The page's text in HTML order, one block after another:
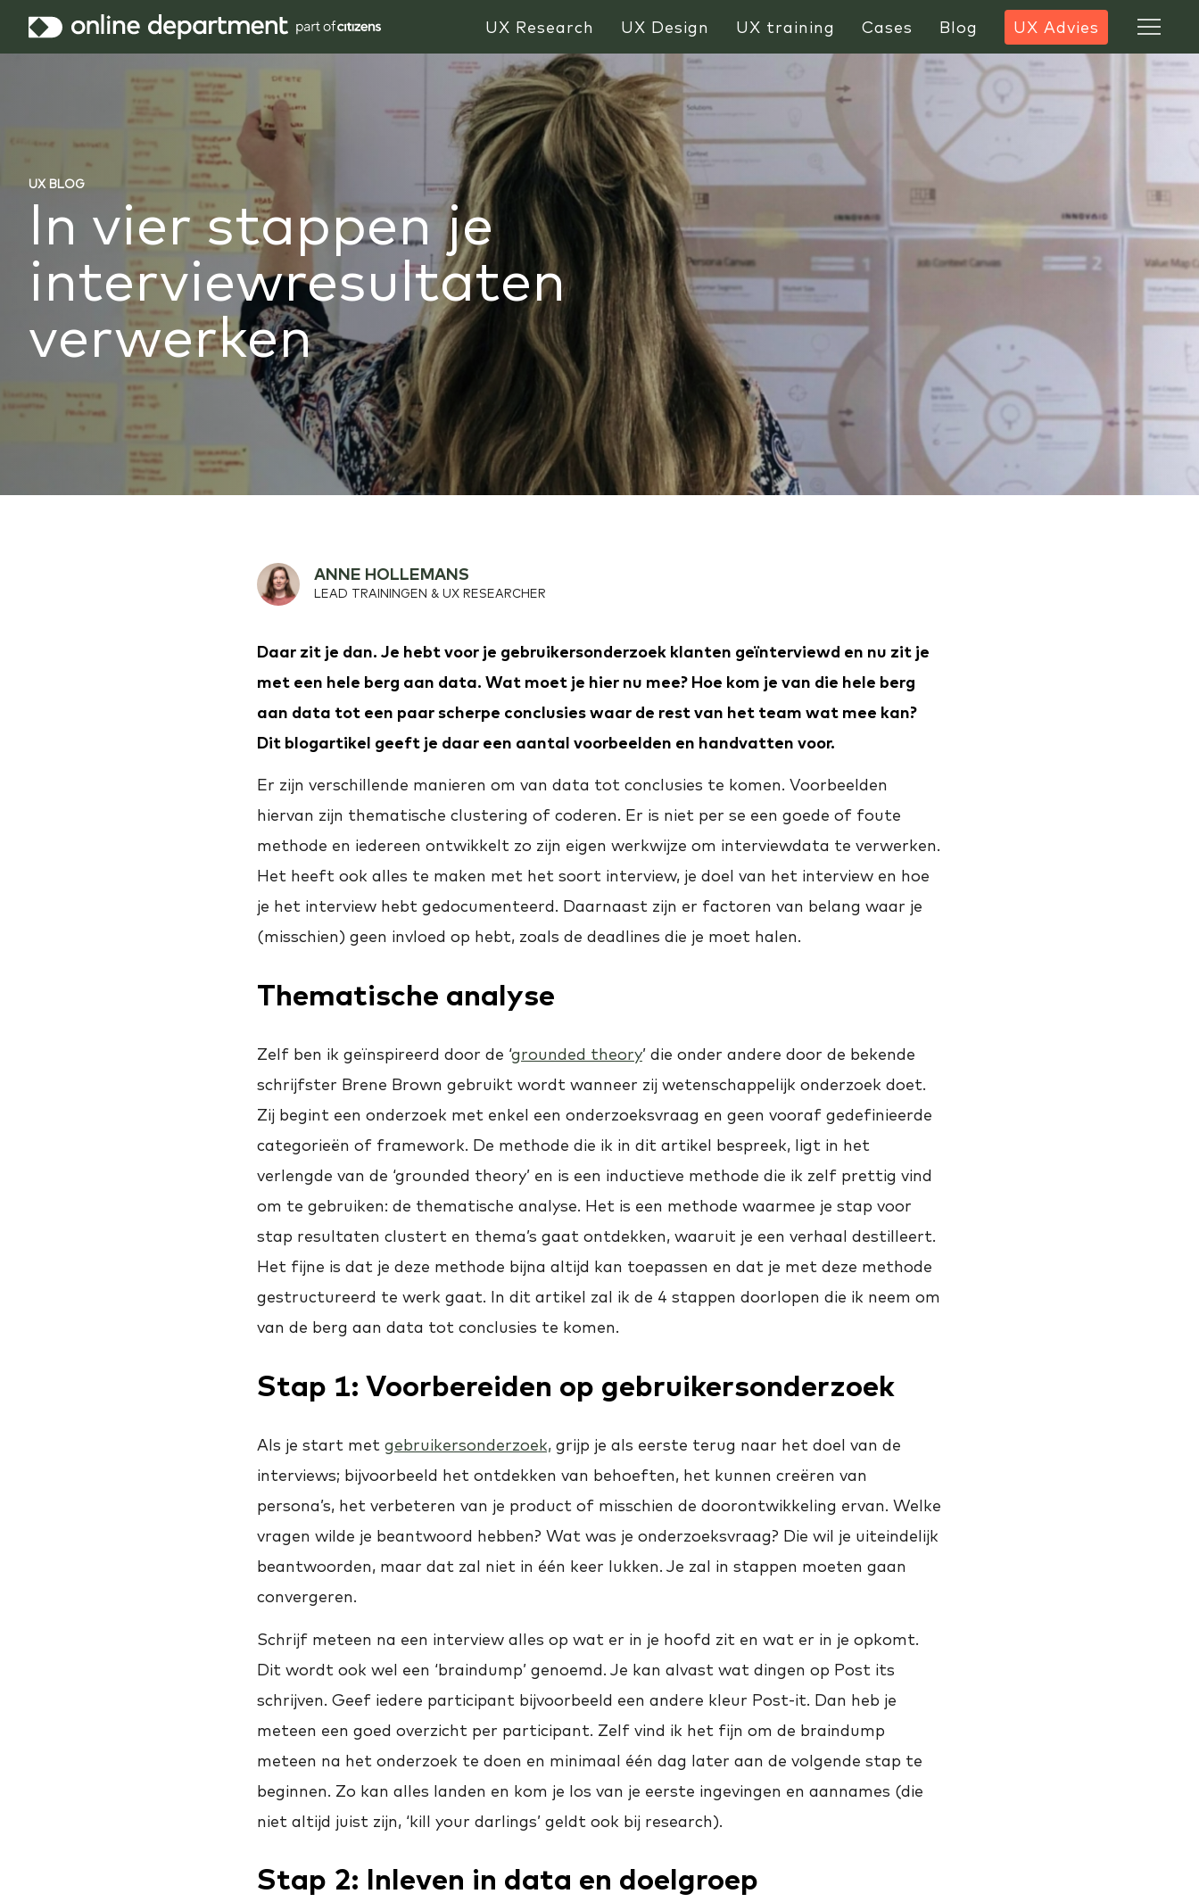
UX Research UX Design UX training Cases Blog UX Advies
UX BLOG
In vier stappen je
interviewresultaten
verwerken
ANNE HOLLEMANS
LEAD TRAININGEN & UX RESEARCHER
Daar zit je dan. Je hebt voor je gebruikersonderzoek klanten geïnterviewd en nu zit je
met een hele berg aan data. Wat moet je hier nu mee? Hoe kom je van die hele berg
aan data tot een paar scherpe conclusies waar de rest van het team wat mee kan?
Dit blogartikel geeft je daar een aantal voorbeelden en handvatten voor.
Er zijn verschillende manieren om van data tot conclusies te komen. Voorbeelden
hiervan zijn thematische clustering of coderen. Er is niet per se een goede of foute
methode en iedereen ontwikkelt zo zijn eigen werkwijze om interviewdata te verwerken.
Het heeft ook alles te maken met het soort interview, je doel van het interview en hoe
je het interview hebt gedocumenteerd. Daarnaast zijn er factoren van belang waar je
(misschien) geen invloed op hebt, zoals de deadlines die je moet halen.
Thematische analyse
Zelf ben ik geïnspireerd door de ‘grounded theory’ die onder andere door de bekende
schrijfster Brene Brown gebruikt wordt wanneer zij wetenschappelijk onderzoek doet.
Zij begint een onderzoek met enkel een onderzoeksvraag en geen vooraf gedefinieerde
categorieën of framework. De methode die ik in dit artikel bespreek, ligt in het
verlengde van de ‘grounded theory’ en is een inductieve methode die ik zelf prettig vind
om te gebruiken: de thematische analyse. Het is een methode waarmee je stap voor
stap resultaten clustert en thema’s gaat ontdekken, waaruit je een verhaal destilleert.
Het fijne is dat je deze methode bijna altijd kan toepassen en dat je met deze methode
gestructureerd te werk gaat. In dit artikel zal ik de 4 stappen doorlopen die ik neem om
van de berg aan data tot conclusies te komen.
Stap 1: Voorbereiden op gebruikersonderzoek
Als je start met gebruikersonderzoek, grijp je als eerste terug naar het doel van de
interviews; bijvoorbeeld het ontdekken van behoeften, het kunnen creëren van
persona’s, het verbeteren van je product of misschien de doorontwikkeling ervan. Welke
vragen wilde je beantwoord hebben? Wat was je onderzoeksvraag? Die wil je uiteindelijk
beantwoorden, maar dat zal niet in één keer lukken. Je zal in stappen moeten gaan
convergeren.
Schrijf meteen na een interview alles op wat er in je hoofd zit en wat er in je opkomt.
Dit wordt ook wel een ‘braindump’ genoemd. Je kan alvast wat dingen op Post its
schrijven. Geef iedere participant bijvoorbeeld een andere kleur Post-it. Dan heb je
meteen een goed overzicht per participant. Zelf vind ik het fijn om de braindump
meteen na het onderzoek te doen en minimaal één dag later aan de volgende stap te
beginnen. Zo kan alles landen en kom je los van je eerste ingevingen en aannames (die
niet altijd juist zijn, ‘kill your darlings’ geldt ook bij research).
Stap 2: Inleven in data en doelgroep